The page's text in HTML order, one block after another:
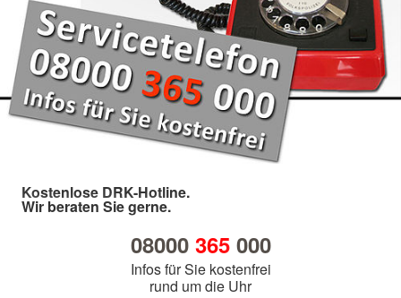
Kostenlose DRK-Hotline.
Wir beraten Sie gerne.
08000 365000
Infos für Sie kostenfrei
rund um die Uhr